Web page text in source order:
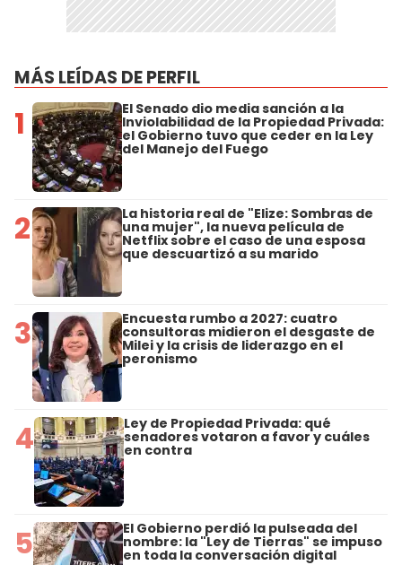
MÁS LEÍDAS DE PERFIL
1 El Senado dio media sanción a la
Inviolabilidad de la Propiedad Privada:
el Gobierno tuvo que ceder en la Ley
del Manejo del Fuego
2 La historia real de "Elize: Sombras de
una mujer", la nueva película de
Netflix sobre el caso de una esposa
que descuartizó a su marido
3 Encuesta rumbo a 2027: cuatro
consultoras midieron el desgaste de
Milei y la crisis de liderazgo en el
peronismo
4 Ley de Propiedad Privada: qué
senadores votaron a favor y cuáles
en contra
5 El Gobierno perdió la pulseada del
nombre: la "Ley de Tierras" se impuso
en toda la conversación digital